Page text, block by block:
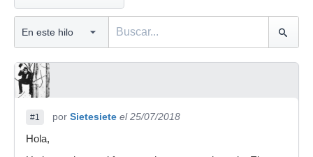
#1 por Sietesiete el 25/07/2018
Hola,